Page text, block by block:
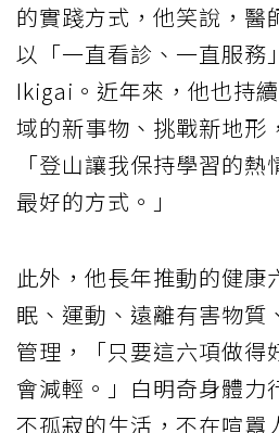
的實踐方式，他笑說，醫
以「一直看診、一直服務
Ikigai。近年來，他也持
域的新事物、挑戰新地形
「登山讓我保持學習的
最好的方式。」
此外，他長年推動的健康
眠、運動、遠離有害物質
管理，「只要這六項做得
會減輕。」白明奇身體力
不孤寂的生活，不在喧囂